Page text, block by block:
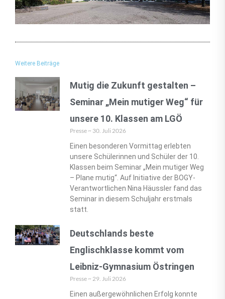
Weitere Beiträge
Mutig die Zukunft gestalten –
Seminar „Mein mutiger Weg“ für
unsere 10. Klassen am LGÖ
Presse 30. Juli 2026
Einen besonderen Vormittag erlebten
unsere Schülerinnen und Schüler der 10.
Klassen beim Seminar „Mein mutiger Weg
– Plane mutig“. Auf Initiative der BOGY-
Verantwortlichen Nina Häussler fand das
Seminar in diesem Schuljahr erstmals
statt.
Deutschlands beste
Englischklasse kommt vom
Leibniz-Gymnasium Östringen
Presse 29. Juli 2026
Einen außergewöhnlichen Erfolg konnte